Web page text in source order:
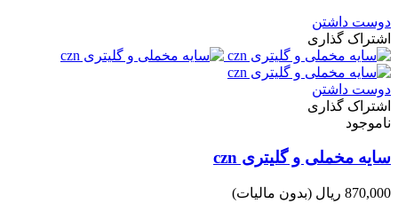
دوست داشتن
اشتراک گذاری
دوست داشتن
اشتراک گذاری
ناموجود
سایه مخملی و گلیتری czn
870,000 ریال (بدون مالیات)